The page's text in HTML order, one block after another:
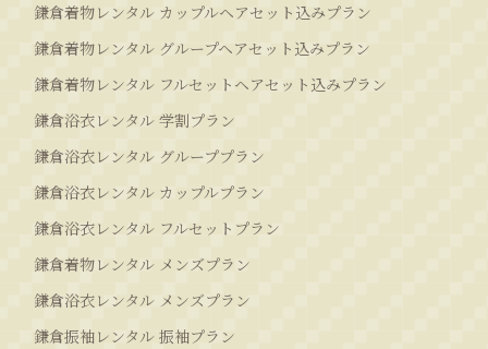
鎌倉着物レンタル カップルヘアセット込みプラン
鎌倉着物レンタル グループヘアセット込みプラン
鎌倉着物レンタル フルセットヘアセット込みプラン
鎌倉浴衣レンタル 学割プラン
鎌倉浴衣レンタル グループプラン
鎌倉浴衣レンタル カップルプラン
鎌倉浴衣レンタル フルセットプラン
鎌倉着物レンタル メンズプラン
鎌倉浴衣レンタル メンズプラン
鎌倉振袖レンタル 振袖プラン